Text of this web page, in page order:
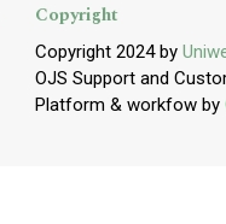
Copyright
Copyright 2024 by
OJS Support and
Platform & workfow by